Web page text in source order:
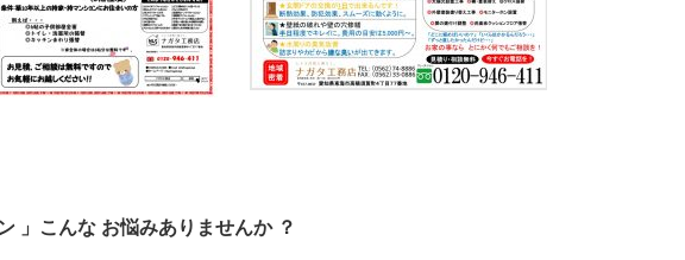
」こんな お悩みありませんか ？